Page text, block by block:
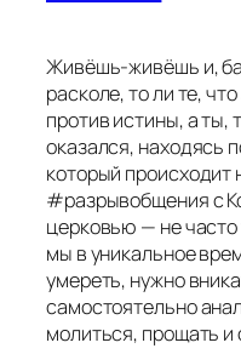
Живёшь-живёшь и,
расколе, то ли те,
против истины, а ты,
оказался, находясь
который происходит
#разрывобщения с
церковью — не
мы в уникальное
умереть, нужно
самостоятельно
молиться, прощать